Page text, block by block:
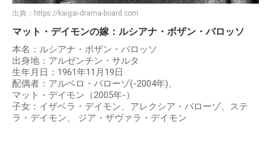
出典： https://kaigai-drama-board.com
マット・デイモンの嫁：ルシアナ・ボザン・バロッソ
本名：ルシアナ・ボザン・バロッソ
出身地：アルゼンチン・サルタ
生年月日：1961年11月19日
配偶者：アルベロ・バローゾ(-2004年)、
マット・デイモン（2005年-）
子女：イザベラ・デイモン、アレクシア・バローゾ、ステ
ラ・デイモン、 ジア・ザヴァラ・デイモン